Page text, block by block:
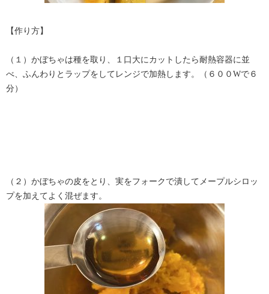
【作り方】
（１）かぼちゃは種を取り、１口大にカットしたら耐熱容器に並
べ、ふんわりとラップをしてレンジで加熱します。（６００Wで６
分）
（２）かぼちゃの皮をとり、実をフォークで潰してメープルシロッ
プを加えてよく混ぜます。